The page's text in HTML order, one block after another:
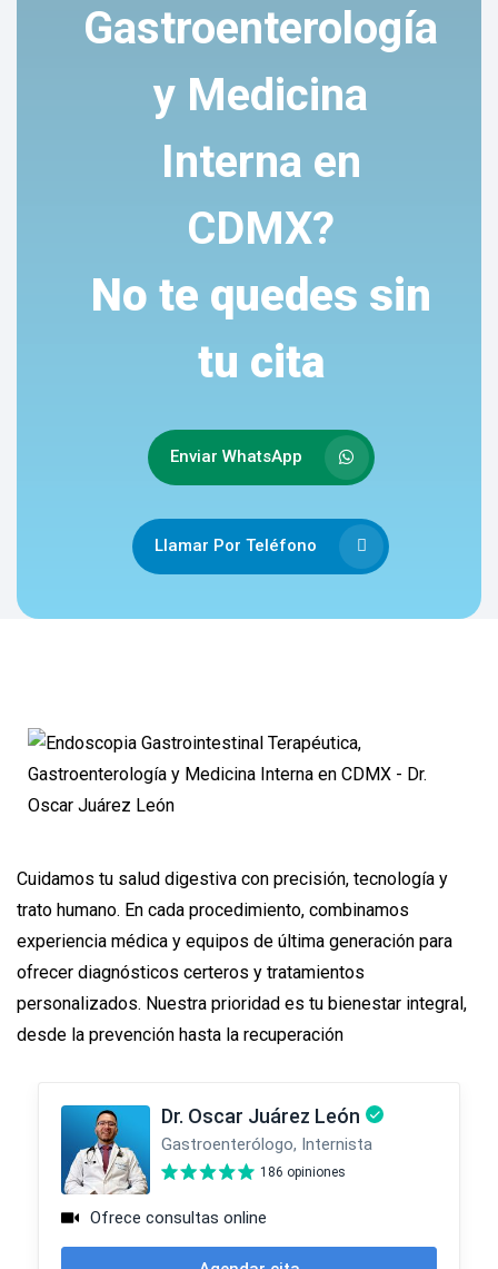
Gastroenterología
y Medicina
Interna en
CDMX?
No te quedes sin
tu cita
Enviar WhatsApp
Llamar Por Teléfono
Cuidamos tu salud digestiva con precisión, tecnología y
trato humano. En cada procedimiento, combinamos
experiencia médica y equipos de última generación para
ofrecer diagnósticos certeros y tratamientos
personalizados. Nuestra prioridad es tu bienestar integral,
desde la prevención hasta la recuperación